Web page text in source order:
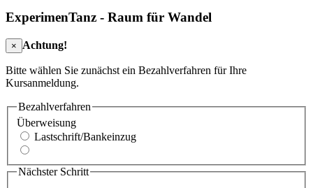
ExperimenTanz - Raum für Wandel
× Achtung!
Bitte wählen Sie zunächst ein Bezahlverfahren für Ihre
Kursanmeldung.
Bezahlverfahren
Überweisung
Lastschrift/Bankeinzug
Nächster Schritt